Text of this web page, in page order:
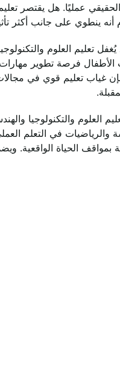
عمليًا. هل يقتصر
أنه ينطوي على جانب أكثر
الأطفال فرصة تطوير
غياب تعليم قوي في مجالات
والرياضيات في التعلم
الحياة الواقعية.